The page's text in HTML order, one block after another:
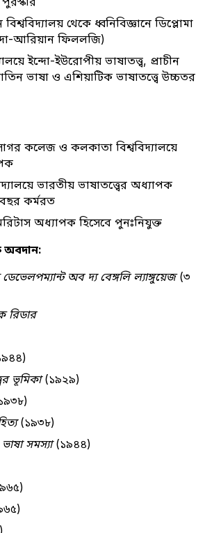
থেকে ধ্বনিবিজ্ঞানে ডিপ্লোমা
আরিয়ান ফিললজি)
ইন্দো-ইউরোপীয় ভাষাতত্ত্ব, প্রাচীন
ভাষা ও এশিয়াটিক ভাষাতত্ত্বে উচ্চতর
কলেজ ও কলকাতা বিশ্ববিদ্যালয়ে
ভারতীয় ভাষাতত্ত্বের অধ্যাপক
বছর কর্মরত
অধ্যাপক হিসেবে পুনঃনিযুক্ত
অবদান:
অব দ্য বেঙ্গলি ল্যাঙ্গুয়েজ(৩
রিডার
ভূমিকা(১৯২৯)
(১৯৩৮)
সমস্যা(১৯৪৪)